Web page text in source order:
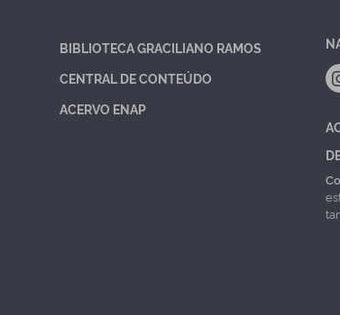
BIBLIOTECA GRACILIANO RAMOS
CENTRAL DE CONTEÚDO
ACERVO ENAP